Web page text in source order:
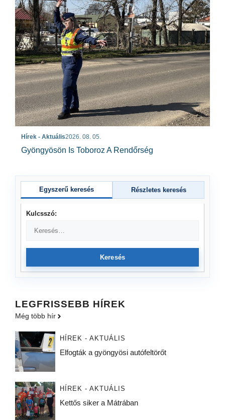
Hírek - Aktuális2026. 08. 05.
Gyöngyösön Is Toboroz A Rendőrség
Egyszerű keresés Részletes keresés
Kulcsszó:
Keresés
LEGFRISSEBB HÍREK
Még több hír
HÍREK - AKTUÁLIS
Elfogták a gyöngyösi autófeltörőt
HÍREK - AKTUÁLIS
Kettős siker a Mátrában